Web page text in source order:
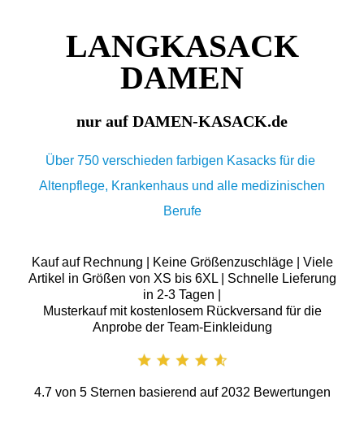
LANGKASACK
DAMEN
nur auf DAMEN-KASACK.de
Über 750 verschieden farbigen Kasacks für die
Altenpflege, Krankenhaus und alle medizinischen
Berufe
Kauf auf Rechnung | Keine Größenzuschläge | Viele
Artikel in Größen von XS bis 6XL | Schnelle Lieferung
in 2-3 Tagen |
Musterkauf mit kostenlosem Rückversand für die
Anprobe der Team-Einkleidung
4.7von 5Sternen basierend auf 2032 Bewertungen